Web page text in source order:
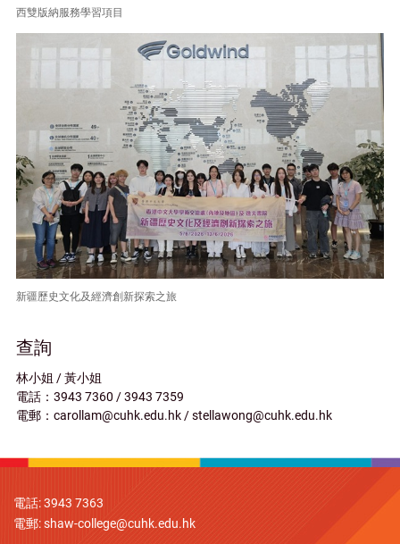
西雙版納服務學習項目
新疆歷史文化及經濟創新探索之旅
查詢
林小姐 / 黃小姐
電話：3943 7360 / 3943 7359
電郵：carollam@cuhk.edu.hk / stellawong@cuhk.edu.hk
電話: 3943 7363
電郵:shaw-college@cuhk.edu.hk